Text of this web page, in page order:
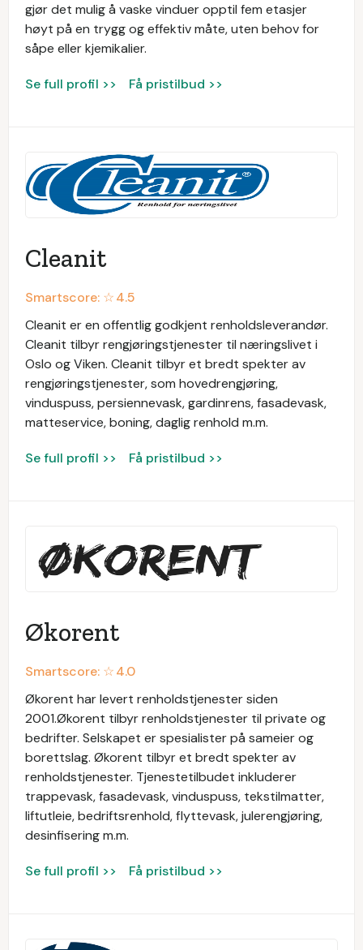
gjør det mulig å vaske vinduer opptil fem etasjer
høyt på en trygg og effektiv måte, uten behov for
såpe eller kjemikalier.
Se full profil >> Få pristilbud >>
Cleanit
Smartscore: ☆4.5
Cleanit er en offentlig godkjent renholdsleverandør.
Cleanit tilbyr rengjøringstjenester til næringslivet i
Oslo og Viken. Cleanit tilbyr et bredt spekter av
rengjøringstjenester, som hovedrengjøring,
vinduspuss, persiennevask, gardinrens, fasadevask,
matteservice, boning, daglig renhold m.m.
Se full profil >> Få pristilbud >>
Økorent
Smartscore: ☆4.0
Økorent har levert renholdstjenester siden
2001.Økorent tilbyr renholdstjenester til private og
bedrifter. Selskapet er spesialister på sameier og
borettslag. Økorent tilbyr et bredt spekter av
renholdstjenester. Tjenestetilbudet inkluderer
trappevask, fasadevask, vinduspuss, tekstilmatter,
liftutleie, bedriftsrenhold, flyttevask, julerengjøring,
desinfisering m.m.
Se full profil >> Få pristilbud >>